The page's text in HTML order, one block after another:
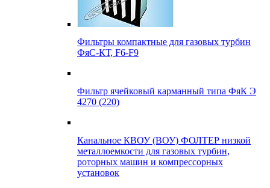
Фильтры компактные для газовых турбин
ФяС-КТ, F6-F9
Фильтр ячейковый карманный типа ФяК Э
4270 (220)
Канальное КВОУ (ВОУ) ФОЛТЕР низкой
металлоемкости для газовых турбин,
роторных машин и компрессорных
установок